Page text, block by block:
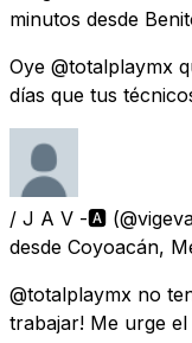
minutos desde
Oye @totalplaymx
días que tus
/ J A V -🅰️
desde Coyoacán,
@totalplaymx no
trabajar! Me urge el